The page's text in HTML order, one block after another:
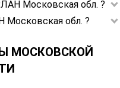
Московская обл. ?
Московская обл. ?
МОСКОВСКОЙ